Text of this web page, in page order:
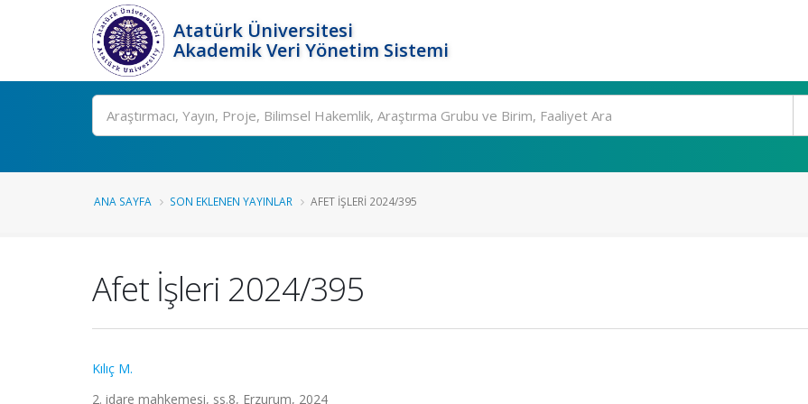
Atatürk Üniversitesi
Akademik Veri Yönetim Sistemi
Ara
ANA SAYFA SON EKLENEN YAYINLAR AFET İŞLERI 2024/395
Afet İşleri 2024/395
Kılıç M.
2. idare mahkemesi, ss.8, Erzurum, 2024